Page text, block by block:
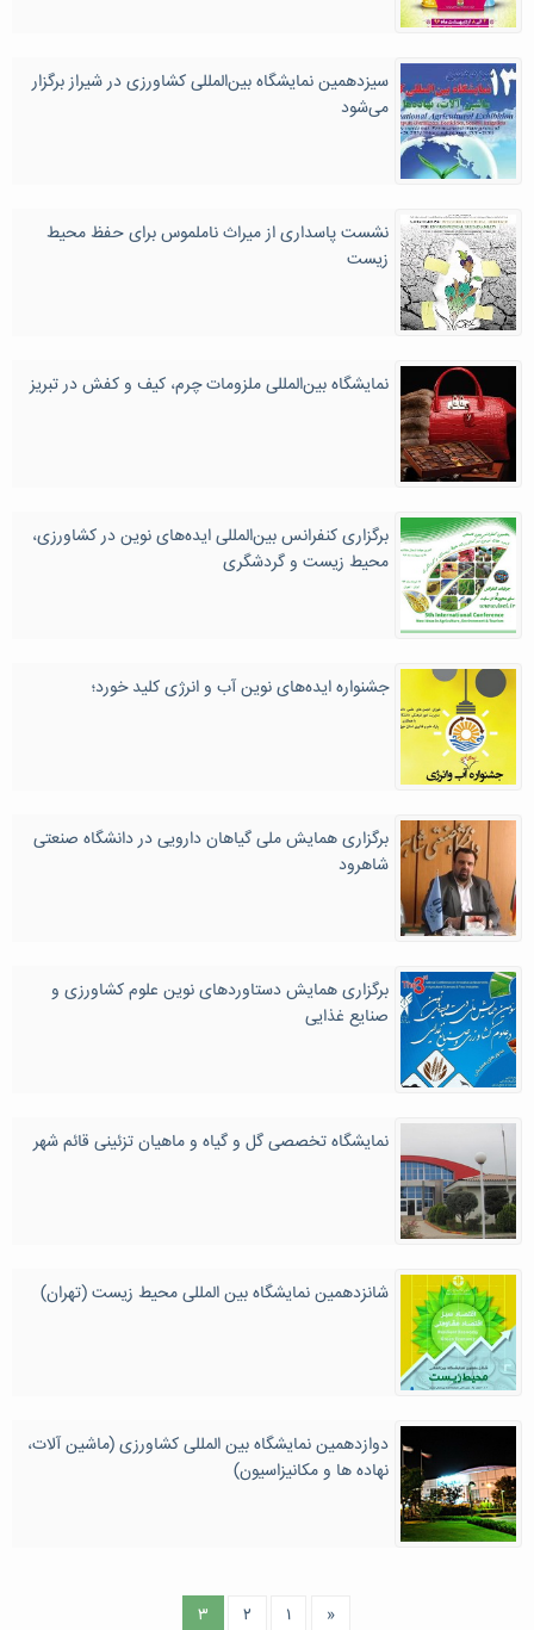
سیزدهمین نمایشگاه بین‌المللی کشاورزی در شیراز برگزار
می‌شود
نشست پاسداری از میراث ناملموس برای حفظ محیط
زیست
نمایشگاه بین‌المللی ملزومات چرم، کیف و کفش در تبریز
برگزاری کنفرانس بین‌المللی ایده‌های نوین در کشاورزی،
محیط زیست و گردشگری
جشنواره ایده‌های نوین آب و انرژی کلید خورد؛
برگزاری همایش ملی گیاهان دارویی در دانشگاه صنعتی
شاهرود
برگزاری همایش دستاوردهای نوین علوم کشاورزی و
صنایع غذایی
نمایشگاه تخصصی گل و گیاه و ماهیان تزئینی قائم شهر
شانزدهمین نمایشگاه بین المللی محیط زیست (تهران)
دوازدهمین نمایشگاه بین المللی کشاورزی (ماشین آلات،
نهاده ها و مکانیزاسیون)
« ۱ ۲ ۳